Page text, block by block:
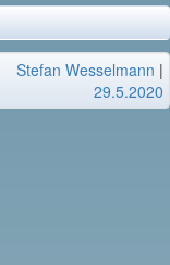
Stefan Wesselmann |
29.5.2020